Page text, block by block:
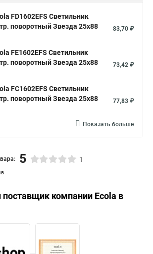
FD1602EFS Светильник
поворотный Звезда 25x88
83,70 ₽
FE1602EFS Светильник
поворотный Звезда 25x88
73,42 ₽
FC1602EFS Светильник
поворотный Звезда 25x88
77,83 ₽
Показать больше
5 1
компании Ecola в